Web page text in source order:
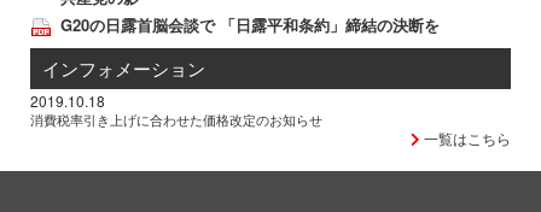
G20の日露首脳会談で 「日露平和条約」締結の決断を
インフォメーション
2019.10.18
消費税率引き上げに合わせた価格改定のお知らせ
一覧はこちら